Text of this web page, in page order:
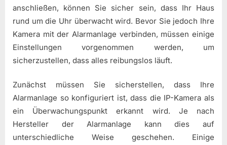
anschließen, können Sie sicher sein, dass Ihr Haus
rund um die Uhr überwacht wird. Bevor Sie jedoch Ihre
Kamera mit der Alarmanlage verbinden, müssen einige
Einstellungen vorgenommen werden, um
sicherzustellen, dass alles reibungslos läuft.
Zunächst müssen Sie sicherstellen, dass Ihre
Alarmanlage so konfiguriert ist, dass die IP-Kamera als
ein Überwachungspunkt erkannt wird. Je nach
Hersteller der Alarmanlage kann dies auf
unterschiedliche Weise geschehen. Einige